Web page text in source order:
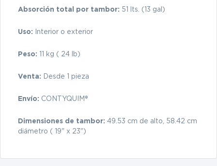
Absorción total por tambor: 51 lts. (13 gal)
Uso: Interior o exterior
Peso: 11 kg ( 24 lb)
Venta: Desde 1 pieza
Envío: CONTYQUIM®
Dimensiones de tambor: 49.53 cm de alto, 58.42 cm
diámetro ( 19" x 23")